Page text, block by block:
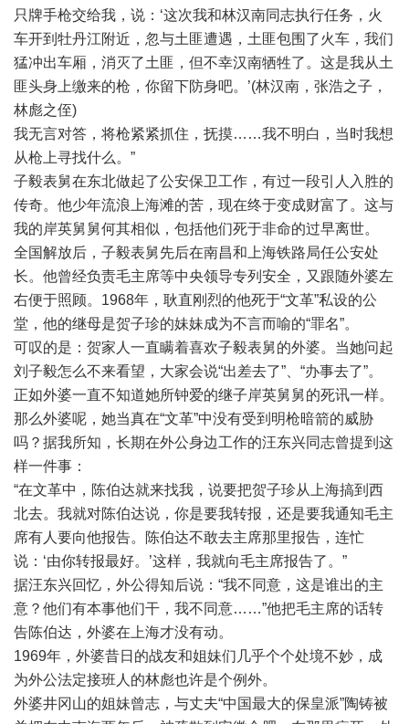
只牌手枪交给我，说：‘这次我和林汉南同志执行任务，火
车开到牡丹江附近，忽与土匪遭遇，土匪包围了火车，我们
猛冲出车厢，消灭了土匪，但不幸汉南牺牲了。这是我从土
匪头身上缴来的枪，你留下防身吧。’(林汉南，张浩之子，
林彪之侄)
我无言对答，将枪紧紧抓住，抚摸……我不明白，当时我想
从枪上寻找什么。”
子毅表舅在东北做起了公安保卫工作，有过一段引人入胜的
传奇。他少年流浪上海滩的苦，现在终于变成财富了。这与
我的岸英舅舅何其相似，包括他们死于非命的过早离世。
全国解放后，子毅表舅先后在南昌和上海铁路局任公安处
长。他曾经负责毛主席等中央领导专列安全，又跟随外婆左
右便于照顾。1968年，耿直刚烈的他死于“文革”私设的公
堂，他的继母是贺子珍的妹妹成为不言而喻的“罪名”。
可叹的是：贺家人一直瞒着喜欢子毅表舅的外婆。当她问起
刘子毅怎么不来看望，大家会说“出差去了”、“办事去了”。
正如外婆一直不知道她所钟爱的继子岸英舅舅的死讯一样。
那么外婆呢，她当真在“文革”中没有受到明枪暗箭的威胁
吗？据我所知，长期在外公身边工作的汪东兴同志曾提到这
样一件事：
“在文革中，陈伯达就来找我，说要把贺子珍从上海搞到西
北去。我就对陈伯达说，你是要我转报，还是要我通知毛主
席有人要向他报告。陈伯达不敢去主席那里报告，连忙
说：‘由你转报最好。’这样，我就向毛主席报告了。”
据汪东兴回忆，外公得知后说：“我不同意，这是谁出的主
意？他们有本事他们干，我不同意……”他把毛主席的话转
告陈伯达，外婆在上海才没有动。
1969年，外婆昔日的战友和姐妹们几乎个个处境不妙，成
为外公法定接班人的林彪也许是个例外。
外婆井冈山的姐妹曾志，与丈夫“中国最大的保皇派”陶铸被